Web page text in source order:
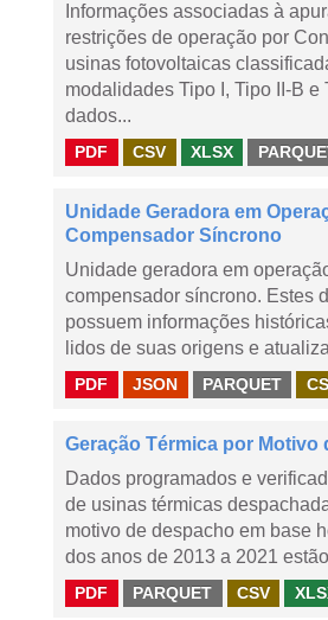
Informações associadas à
restrições de operação por
usinas fotovoltaicas
modalidades Tipo I, Tipo II-B e
dados...
PDF CSV XLSX
Unidade Geradora em
Compensador Síncrono
Unidade geradora em
compensador síncrono. Estes
possuem informações
lidos de suas origens e
PDF JSON PARQUET
Geração Térmica por Motivo
Dados programados e
de usinas térmicas
motivo de despacho em base
dos anos de 2013 a 2021
PDF PARQUET CSV